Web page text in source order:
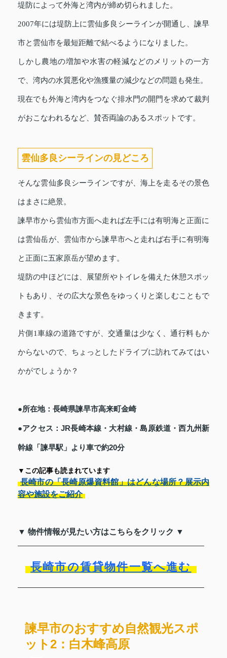
堤防によって外海と湾内が締め切られました。
2007年には堤防上に雲仙多良シーラインが開通し、諫早
市と雲仙市を最短距離で結べるようになりました。
しかし農地の増加や水害の軽減などのメリットの一方
で、湾内の水質悪化や漁獲量の減少などの問題も発生。
現在でも外海と湾内をつなぐ排水門の開門を求めて裁判
がおこなわれるなど、賛否両論のあるスポットです。
雲仙多良シーラインの見どころ
そんな雲仙多良シーラインですが、海上を走るその景色
はまさに絶景。
諫早市から雲仙市方面へ走れば左手には有明海と正面に
は雲仙岳が、雲仙市から諫早市へと走れば右手に有明海
と正面に五家原岳が望めます。
堤防の中ほどには、展望所やトイレを備えた休憩スポッ
トもあり、その広大な景色をゆっくりと楽しむこともで
きます。
片側1車線の道路ですが、交通量は少なく、通行料もか
からないので、ちょっとしたドライブに訪れてみてはい
かがでしょうか？
●所在地：長崎県諫早市高来町金崎
●アクセス：JR長崎本線・大村線・島原鉄道・西九州新
幹線「諫早駅」より車で約20分
▼この記事も読まれています
長崎市の「長崎原爆資料館」はどんな場所？展示内
容や施設をご紹介
▼ 物件情報が見たい方はこちらをクリック ▼
長崎市の賃貸物件一覧へ進む
諫早市のおすすめ自然観光スポ
ット2：白木峰高原